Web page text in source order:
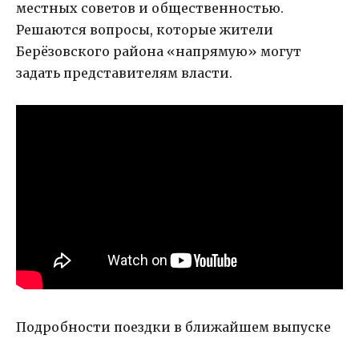
местных советов и общественностью.
Решаются вопросы, которые жители
Берёзовского района «напрямую» могут
задать представителям власти.
Подробности поездки в ближайшем выпуске